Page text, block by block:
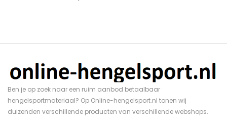
Ben je op zoek naar een ruim aanbod betaalbaar
hengelsportmateriaal? Op Online-hengelsport.nl tonen wij
duizenden verschillende producten van verschillende webshops.